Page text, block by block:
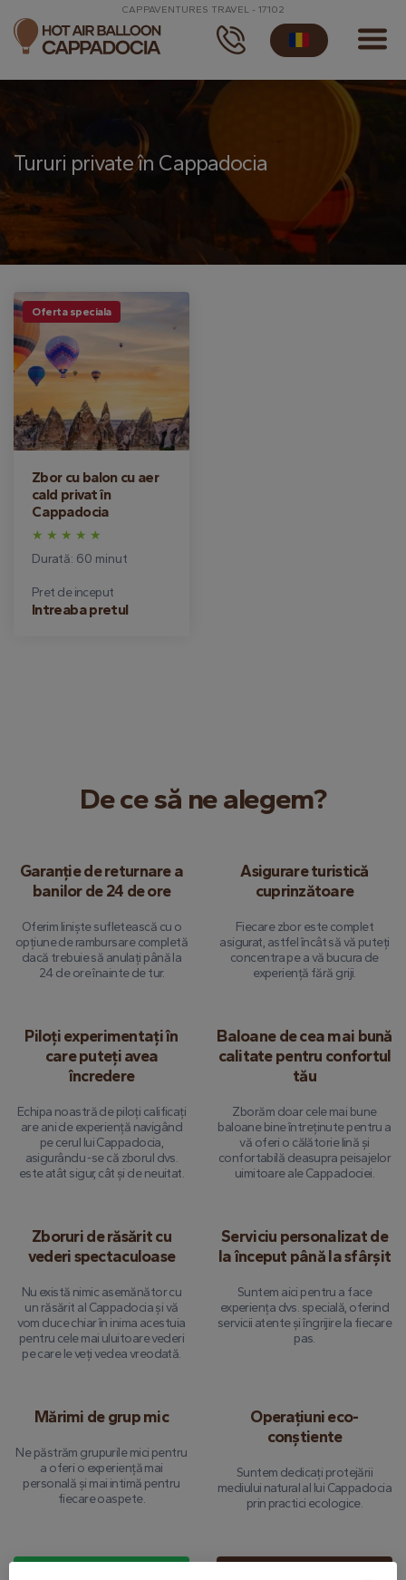
CAPPAVENTURES TRAVEL - 17102
Tururi private în Cappadocia
Oferta speciala
Zbor cu balon cu aer
cald privat în
Cappadocia
Durată: 60 minut
Pret de inceput
Intreaba pretul
De ce să ne alegem?
Garanție de returnare a
banilor de 24 de ore
Oferim liniște sufletească cu o
opțiune de rambursare completă
dacă trebuie să anulați până la
24 de ore înainte de tur.
Asigurare turistică
cuprinzătoare
Fiecare zbor este complet
asigurat, astfel încât să vă puteți
concentra pe a vă bucura de
experiență fără griji.
Piloți experimentați în
care puteți avea
încredere
Echipa noastră de piloți calificați
are ani de experiență navigând
pe cerul lui Cappadocia,
asigurându -se că zborul dvs.
este atât sigur, cât și de neuitat.
Baloane de cea mai bună
calitate pentru confortul
tău
Zborăm doar cele mai bune
baloane bine întreținute pentru a
vă oferi o călătorie lină și
confortabilă deasupra peisajelor
uimitoare ale Cappadociei.
Zboruri de răsărit cu
vederi spectaculoase
Nu există nimic asemănător cu
un răsărit al Cappadocia și vă
vom duce chiar în inima acestuia
pentru cele mai uluitoare vederi
pe care le veți vedea vreodată.
Serviciu personalizat de
la început până la sfârșit
Suntem aici pentru a face
experiența dvs. specială, oferind
servicii atente și îngrijire la fiecare
pas.
Mărimi de grup mic
Ne păstrăm grupurile mici pentru
a oferi o experiență mai
personală și mai intimă pentru
fiecare oaspete.
Operațiuni eco-
conștiente
Suntem dedicați protejării
mediului natural al lui Cappadocia
prin practici ecologice.